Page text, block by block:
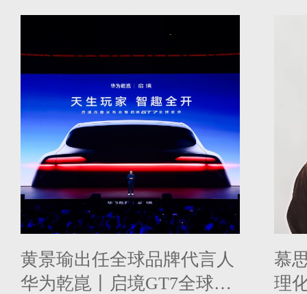
黄景瑜出任全球品牌代言人
华为乾崑丨启境GT7全球首
慕
理